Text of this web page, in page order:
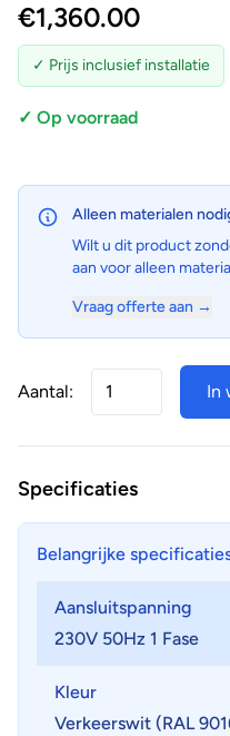
€1,360.00
✓ Prijs inclusief installatie
✓ Op voorraad
Alleen materialen
Wilt u dit product
aan voor alleen
Vraag offerte aan →
Aantal: In
Specificaties
Belangrijke
Aansluitspanning
230V 50Hz 1 Fase
Kleur
Verkeerswit (RAL